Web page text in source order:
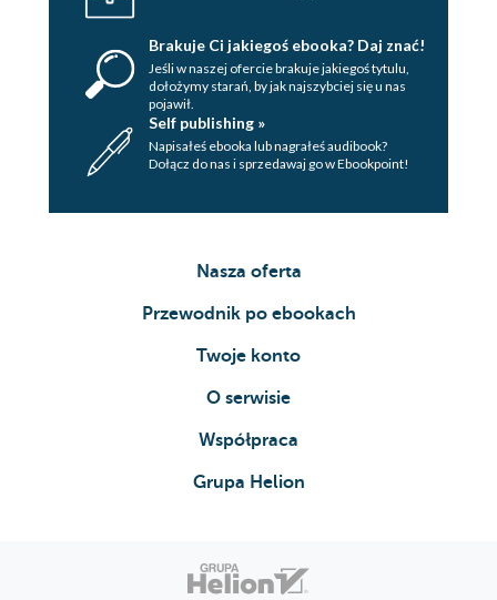
Brakuje Ci jakiegoś ebooka? Daj znać!
Jeśli w naszej ofercie brakuje jakiegoś tytulu,
dołożymy starań, by jak najszybciej się u nas
pojawił.
Self publishing »
Napisałeś ebooka lub nagrałeś audibook?
Dołącz do nas i sprzedawaj go w Ebookpoint!
Nasza oferta
Przewodnik po ebookach
Twoje konto
O serwisie
Współpraca
Grupa Helion